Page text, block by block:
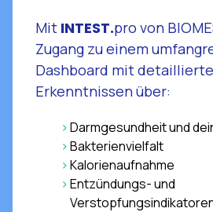
Mit INTEST.pro von
Zugang zu einem
Dashboard mit
Erkenntnissen über:
Darmgesundheit und
Bakterienvielfalt
Kalorienaufnahme
Entzündungs- und